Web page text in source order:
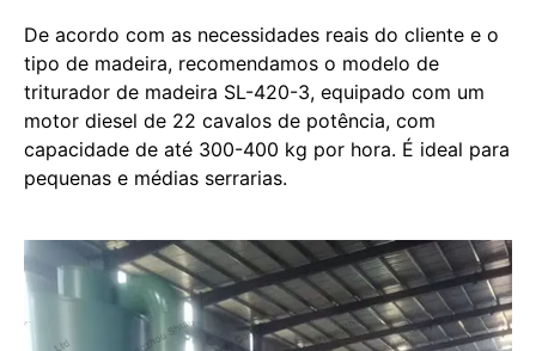
De acordo com as necessidades reais do cliente e o
tipo de madeira, recomendamos o modelo de
triturador de madeira SL-420-3, equipado com um
motor diesel de 22 cavalos de potência, com
capacidade de até 300-400 kg por hora. É ideal para
pequenas e médias serrarias.